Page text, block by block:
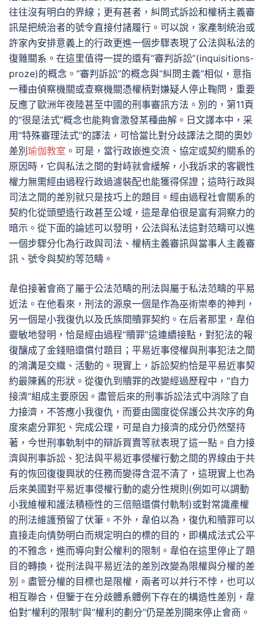
往往沒有明白的界線；更有甚者，糾問式訴訟和權柄主義審
訊是把統治者的號令直接付諸履行。可以說，家產制統治或
許家內安排意義上的行政更進一個步驟表現了公法與私法的
復雜關系。在這里值得一提的還有“審判訴訟”(inquisitions-
proze)的概念。“審判訴訟”的概念與“糾問主義”相似，意指
一種由偵察機關或查察機關憑權柄對嫌疑人停止鞠問，重要
反應了歐洲年夜陸甚至中國的刑事審訊方法。別的，第11頁
的“很是法式”概念也能夠會激發某種曲解。日文譯本中，采
用“特殊審理法式”的譯法，可恰當比對分歧譯法之間的奧妙
差別 瑜伽教室 。可是，當行政嵌進交流、協定或契約關系的
原因時，它與私法之間的對峙就會緩解，小我訴求的客觀性
權力無需經由過程行政過濾裝配也能獲得保證；這時行政與
司法之間的差別就只是技巧上的題目。經由過程社會關系的
契約化從頭塑造行政甚至公域，這是韋伯很是富有洞察力的
暗示。從下面的論述可以發明，公法與私法這對范疇可以進
一個步驟分化為行政與司法、權柄主義審訊與當事人主義審
訊、號令與契約等范疇。
韋伯接著會商了屬于公法范疇的刑法與屬于私法范疇的平易
近法。在他看來，刑法的源泉一個是作為巫術崇奉的神判，
另一個是小我復仇以及氏族間贖罪契約。在后者那里，韋伯
靈敏地發明，恰是經由過程“贖罪”這連續接點，對犯法的報
復釀成了金錢賠還償付題目；平易近事侵權與刑事犯法之間
的鴻溝是交織、活動的。現實上，訴訟契約恰是平易近事契
約最陳舊的形狀。從復仇到贖罪的改變經過歷程中，“自力
接濟”組成主要原因。盡管后來的刑事訴訟法式中消除了自
力接濟，不答應小我復仇，而要由國度從保護公共次序的角
度來處分罪犯、完成公理，可是自力接濟的成分仍然堅持
著，今世刑事軌制中的辯訴買賣等就表現了這一點。自力接
濟與刑事訴訟、犯法與平易近事侵權行動之間的界線由于共
有的恢回復復興狀的任務而變得含混不清了，這現實上也為
后來美國對平易近事侵權行動的處分性規則(例如可以調動
小我維權和護法積極性的三倍賠還償付軌制)或對常識產權
的刑法維護預留了伏筆。不外，韋伯以為，復仇和贖罪可以
直接走向情勢明白而規定明白的標的目的，即構成法式公平
的不雅念，進而導向對公權利的限制。韋伯在這里停止了題
目的轉換，從刑法與平易近法的差別改變為限權與分權的差
別。盡管分權的目標也是限權，兩者可以并行不悖，也可以
相互聯合，但鑒于在分歧體系體例下存在的構造性差別，韋
伯對“權利的限制”與“權利的劃分”仍是差別開來停止會商。